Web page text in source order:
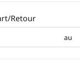
Retour
au
Retour